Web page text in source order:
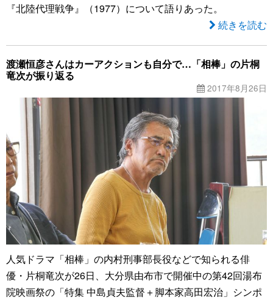
『北陸代理戦争』（1977）について語りあった。
続きを読む
渡瀬恒彦さんはカーアクションも自分で…「相棒」の片桐
竜次が振り返る
2017年8月26日
人気ドラマ「相棒」の内村刑事部長役などで知られる俳
優・片桐竜次が26日、大分県由布市で開催中の第42回湯布
院映画祭の「特集 中島貞夫監督＋脚本家高田宏治」シンポ